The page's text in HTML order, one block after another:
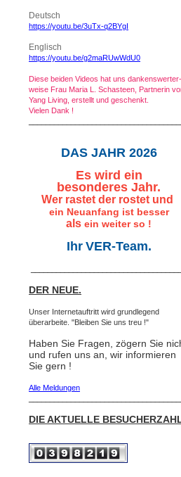
Deutsch
https://youtu.be/3uTx-q2BYgI
Englisch
https://youtu.be/g2maRUwWdU0
Diese beiden Videos hat uns dankenswerter-
weise Frau Maria L. Schasteen, Partnerin
Yang Living, erstellt und geschenkt.
Vielen Dank !
DAS JAHR 2026
Es wird ein
besonderes Jahr.
Wer rastet der rostet und
ein Neuanfang ist besser
als ein weiter so !
Ihr VER-Team.
DER NEUE.
Unser Internetauftritt wird grundlegend
überarbeite. "Bleiben Sie uns treu !"
Haben Sie Fragen, zögern Sie
und rufen uns an, wir informieren
Sie gern !
Alle Meldungen
DIE AKTUELLE